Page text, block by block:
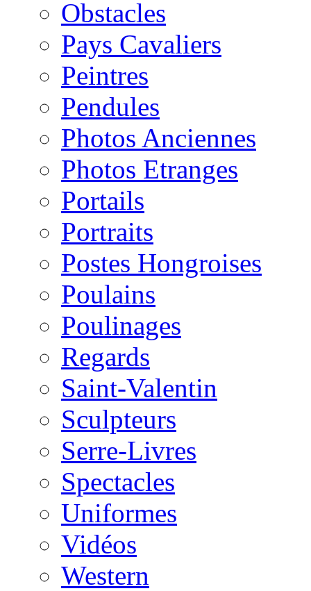
Obstacles
Pays Cavaliers
Peintres
Pendules
Photos Anciennes
Photos Etranges
Portails
Portraits
Postes Hongroises
Poulains
Poulinages
Regards
Saint-Valentin
Sculpteurs
Serre-Livres
Spectacles
Uniformes
Vidéos
Western